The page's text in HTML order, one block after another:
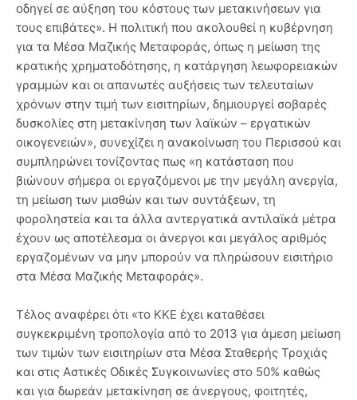
οδηγεί σε αύξηση του κόστους των μετακινήσεων για
τους επιβάτες». Η πολιτική που ακολουθεί η κυβέρνηση
για τα Μέσα Μαζικής Μεταφοράς, όπως η μείωση της
κρατικής χρηματοδότησης, η κατάργηση λεωφορειακών
γραμμών και οι απανωτές αυξήσεις των τελευταίων
χρόνων στην τιμή των εισιτηρίων, δημιουργεί σοβαρές
δυσκολίες στη μετακίνηση των λαϊκών – εργατικών
οικογενειών», συνεχίζει η ανακοίνωση του Περισσού και
συμπληρώνει τονίζοντας πως «η κατάσταση που
βιώνουν σήμερα οι εργαζόμενοι με την μεγάλη ανεργία,
τη μείωση των μισθών και των συντάξεων, τη
φοροληστεία και τα άλλα αντεργατικά αντιλαϊκά μέτρα
έχουν ως αποτέλεσμα οι άνεργοι και μεγάλος αριθμός
εργαζομένων να μην μπορούν να πληρώσουν εισιτήριο
στα Μέσα Μαζικής Μεταφοράς».
Τέλος αναφέρει ότι «το ΚΚΕ έχει καταθέσει
συγκεκριμένη τροπολογία από το 2013 για άμεση μείωση
των τιμών των εισιτηρίων στα Μέσα Σταθερής Τροχιάς
και στις Αστικές Οδικές Συγκοινωνίες στο 50% καθώς
και για δωρεάν μετακίνηση σε άνεργους, φοιτητές,